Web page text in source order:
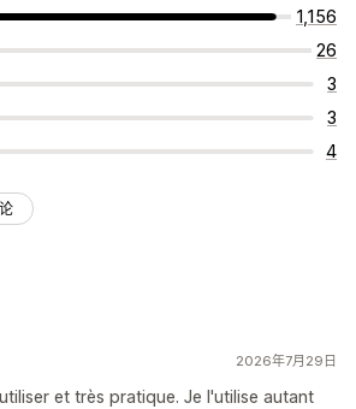
1,156
26
3
3
4
2026年7月29日
et très pratique. Je l'utilise autant